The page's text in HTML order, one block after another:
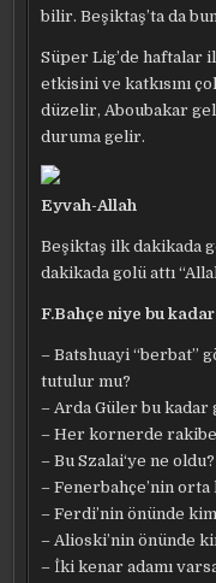
bilir. Beşiktaş’ta da
Süper Lig’de haftalar
etkisini ve katkısını
düzelir, Aboubakar
duruma gelir.
Eyvah-Allah
Beşiktaş ilk dakikada
dakikada golü attı
F.Bahçe niye bu
– Batshuayi “berbat”
tutulur mu?
– Arda Güler bu kadar
– Her kornerde
– Bu Szalai‘ye ne
– Fenerbahçe’nin
– Ferdi’nin önünde
– Alioski’nin önünde
– İki kenar adamı